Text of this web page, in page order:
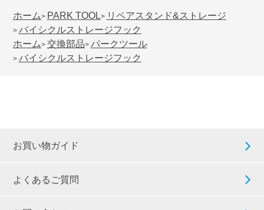
ホーム> PARK TOOL> リペアスタンド&ストレージ
> バイシクルストレージフック
ホーム> 交換部品> パークツール
> バイシクルストレージフック
お買い物ガイド
よくあるご質問